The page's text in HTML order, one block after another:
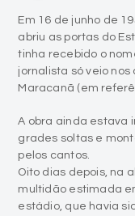
jornalista só veio nos
Maracanã (em
A obra ainda estava
grades soltas e
Oito dias depois, na
multidão estimada
estádio, que havia
E o palco da festa
sustentavam a